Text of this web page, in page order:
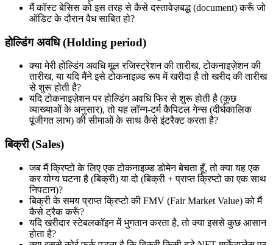
मैं कॉस्ट बेसिस को इस तरह से कैसे दस्तावेज़बद्ध (document) करूँ जो
ऑडिट के दौरान वैध साबित हो?
होल्डिंग अवधि (Holding period)
क्या मेरी होल्डिंग अवधि मूल रजिस्ट्रेशन की तारीख, टोकनाइज़ेशन की
तारीख, या यदि मैंने इसे टोकनाइज़्ड रूप में खरीदा है तो खरीद की तारीख
से शुरू होती है?
यदि टोकनाइज़ेशन पर होल्डिंग अवधि फिर से शुरू होती है (कुछ
व्याख्याओं के अनुसार), तो यह लॉन्ग-टर्म कैपिटल गेन्स (दीर्घकालिक
पूंजीगत लाभ) की सीमाओं के साथ कैसे इंटरैक्ट करता है?
बिक्री (Sales)
जब मैं क्रिप्टो के लिए एक टोकनाइज़्ड डोमेन बेचता हूँ, तो क्या यह एक
कर योग्य घटना है (बिक्री) या दो (बिक्री + प्राप्त क्रिप्टो का एक साथ
निपटान)?
बिक्री के समय प्राप्त क्रिप्टो की FMV (Fair Market Value) को मैं
कैसे ट्रैक करूँ?
यदि खरीदार स्टेबलकॉइन में भुगतान करता है, तो क्या इससे कुछ आसान
होता है?